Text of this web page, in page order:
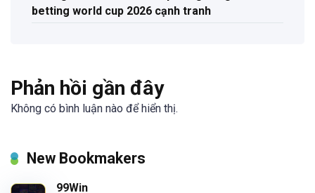
betting world cup 2026 cạnh tranh
Phản hồi gần đây
Không có bình luận nào để hiển thị.
New Bookmakers
99Win